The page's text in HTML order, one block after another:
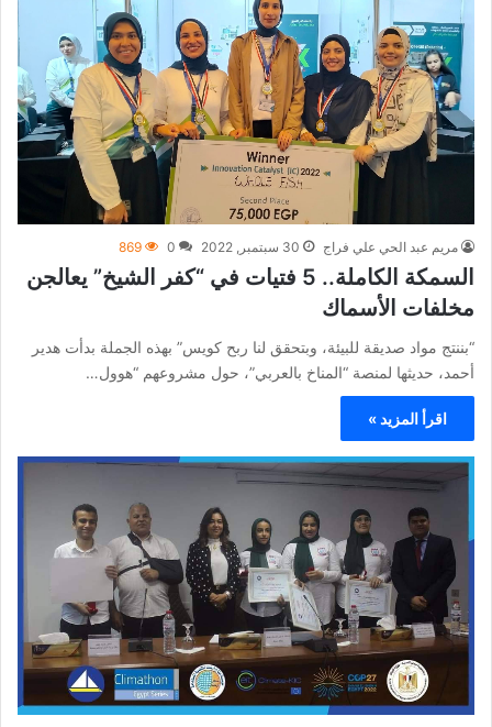
مريم عبد الحي علي فراج 30 سبتمبر, 2022 0
869
السمكة الكاملة.. 5 فتيات في “كفر الشيخ” يعالجن
مخلفات الأسماك
“بننتج مواد صديقة للبيئة، وبتحقق لنا ربح كويس” بهذه الجملة بدأت هدير
أحمد، حديثها لمنصة “المناخ بالعربي”، حول مشروعهم “هوول…
اقرأ المزيد »